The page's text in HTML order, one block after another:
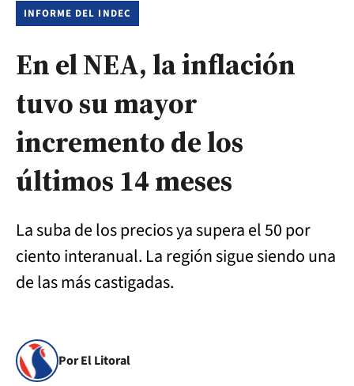
INFORME DEL INDEC
En el NEA, la inflación
tuvo su mayor
incremento de los
últimos 14 meses
La suba de los precios ya supera el 50 por
ciento interanual. La región sigue siendo una
de las más castigadas.
Por El Litoral